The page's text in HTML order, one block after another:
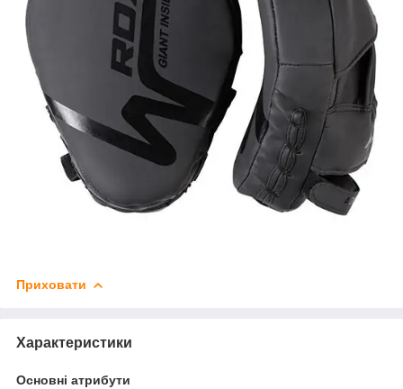
Приховати
Характеристики
Основні атрибути